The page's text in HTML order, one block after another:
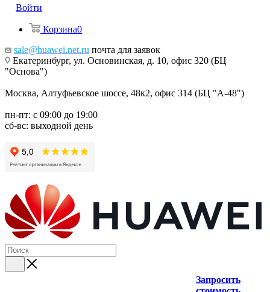
Войти
Корзина0
sale@huawei.net.ru почта для заявок
Екатеринбург, ул. Основинская, д. 10, офис 320 (БЦ
"Основа")
Москва, Алтуфьевское шоссе, 48к2, офис 314 (БЦ "А-48")
пн-пт: с 09:00 до 19:00
сб-вс: выходной день
Запросить